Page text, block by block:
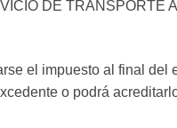
DE TRANSPORTE
el impuesto al final
o podrá